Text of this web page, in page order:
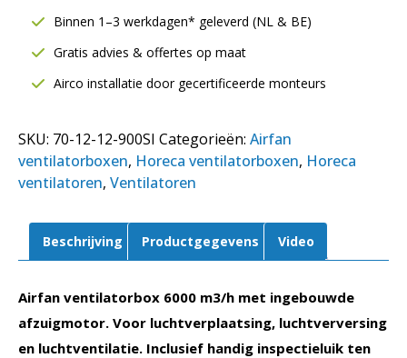
12-
aantal
Binnen 1–3 werkdagen* geleverd (NL & BE)
Gratis advies & offertes op maat
Airco installatie door gecertificeerde monteurs
SKU: 70-12-12-900SI Categorieën: Airfan
ventilatorboxen, Horeca ventilatorboxen, Horeca
ventilatoren, Ventilatoren
Beschrijving Productgegevens Video
Airfan ventilatorbox 6000 m3/h met ingebouwde
afzuigmotor. Voor luchtverplaatsing, luchtverversing
en luchtventilatie. Inclusief handig inspectieluik ten